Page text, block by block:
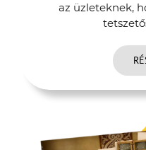
az üzleteknek,